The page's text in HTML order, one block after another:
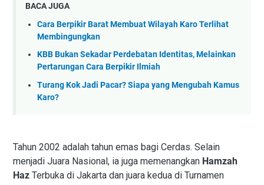
BACA JUGA
Cara Berpikir Barat Membuat Wilayah Karo Terlihat
Membingungkan
KBB Bukan Sekadar Perdebatan Identitas, Melainkan
Pertarungan Cara Berpikir Ilmiah
Turang Kok Jadi Pacar? Siapa yang Mengubah Kamus
Karo?
Tahun 2002 adalah tahun emas bagi Cerdas. Selain
menjadi Juara Nasional, ia juga memenangkan Hamzah
Haz Terbuka di Jakarta dan juara kedua di Turnamen